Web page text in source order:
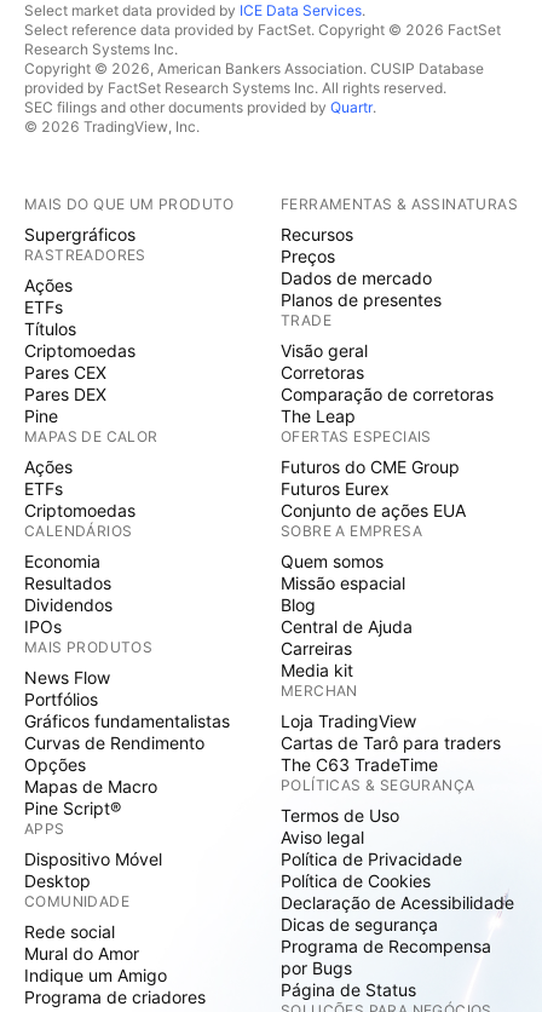
Select market data provided by ICE Data Services.
Select reference data provided by FactSet. Copyright © 2026 FactSet
Research Systems Inc.
Copyright © 2026, American Bankers Association. CUSIP Database
provided by FactSet Research Systems Inc. All rights reserved.
SEC filings and other documents provided by Quartr.
© 2026 TradingView, Inc.
MAIS DO QUE UM PRODUTO
Supergráficos
RASTREADORES
Ações
ETFs
Títulos
Criptomoedas
Pares CEX
Pares DEX
Pine
MAPAS DE CALOR
Ações
ETFs
Criptomoedas
CALENDÁRIOS
Economia
Resultados
Dividendos
IPOs
MAIS PRODUTOS
News Flow
Portfólios
Gráficos fundamentalistas
Curvas de Rendimento
Opções
Mapas de Macro
Pine Script®
APPS
Dispositivo Móvel
Desktop
COMUNIDADE
Rede social
Mural do Amor
Indique um Amigo
Programa de criadores
FERRAMENTAS & ASSINATURAS
Recursos
Preços
Dados de mercado
Planos de presentes
TRADE
Visão geral
Corretoras
Comparação de corretoras
The Leap
OFERTAS ESPECIAIS
Futuros do CME Group
Futuros Eurex
Conjunto de ações EUA
SOBRE A EMPRESA
Quem somos
Missão espacial
Blog
Central de Ajuda
Carreiras
Media kit
MERCHAN
Loja TradingView
Cartas de Tarô para traders
The C63 TradeTime
POLÍTICAS & SEGURANÇA
Termos de Uso
Aviso legal
Política de Privacidade
Política de Cookies
Declaração de Acessibilidade
Dicas de segurança
Programa de Recompensa
por Bugs
Página de Status